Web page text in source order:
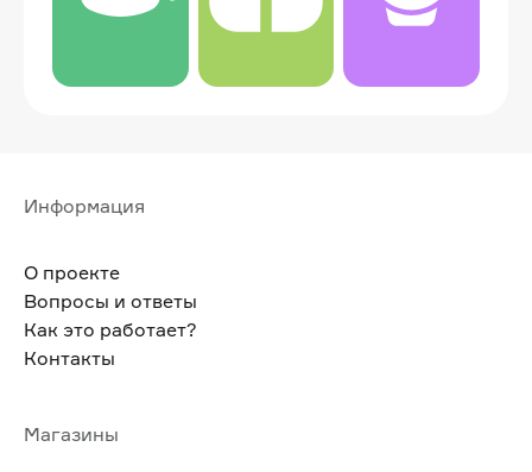
Информация
О проекте
Вопросы и ответы
Как это работает?
Контакты
Магазины